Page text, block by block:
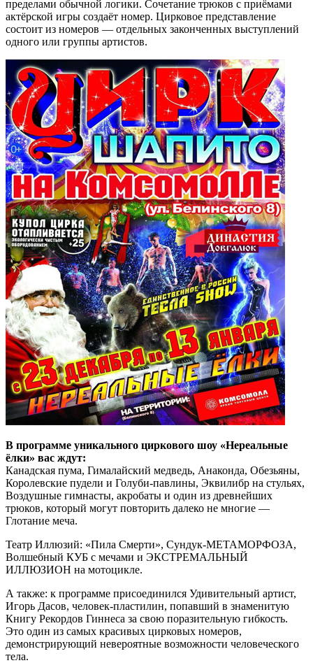
пределами обычной логики. Сочетание трюков с приёмами
актёрской игры создаёт номер. Цирковое представление
состоит из номеров — отдельных законченных выступлений
одного или группы артистов.
В программе уникального циркового шоу «Нереальные
ёлки» вас ждут:
Канадская пума, Гималайский медведь, Анаконда, Обезьяны,
Королевские пудели и Голуби-павлины, Эквилибр на стульях,
Воздушные гимнасты, акробаты и один из древнейших
трюков, который могут повторить далеко не многие —
Глотание меча.
Театр Иллюзий: «Пила Смерти», Сундук-МЕТАМОРФОЗА,
Волшебный КУБ с мечами и ЭКСТРЕМАЛЬНЫЙ
ИЛЛЮЗИОН на мотоцикле.
А также: к программе присоединился Удивительный артист,
Игорь Дасов, человек-пластилин, попавший в знаменитую
Книгу Рекордов Гиннеса за свою поразительную гибкость.
Это один из самых красивых цирковых номеров,
демонстрирующий невероятные возможности человеческого
тела.